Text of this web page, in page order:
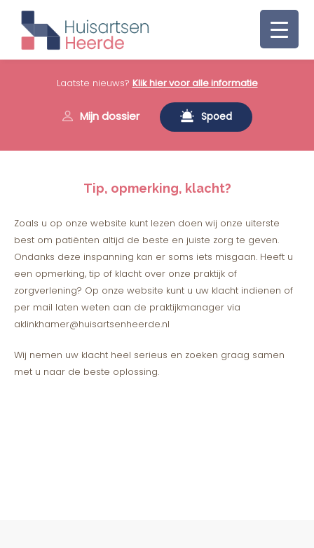
Laatste nieuws? Klik hier voor alle informatie
Mijn dossier Spoed
Tip, opmerking, klacht?
Zoals u op onze website kunt lezen doen wij onze uiterste
best om patiënten altijd de beste en juiste zorg te geven.
Ondanks deze inspanning kan er soms iets misgaan. Heeft u
een opmerking, tip of klacht over onze praktijk of
zorgverlening? Op onze website kunt u uw klacht indienen of
per mail laten weten aan de praktijkmanager via
aklinkhamer@huisartsenheerde.nl
Wij nemen uw klacht heel serieus en zoeken graag samen
met u naar de beste oplossing.